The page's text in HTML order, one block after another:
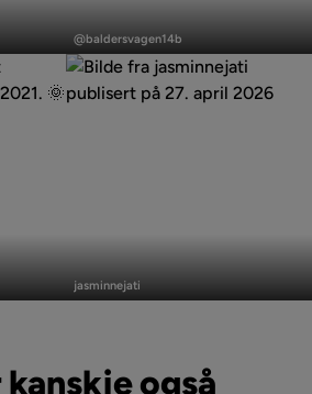
publisert
av
@baldersvagen14b
publisert
jasminnejati
kanskje også